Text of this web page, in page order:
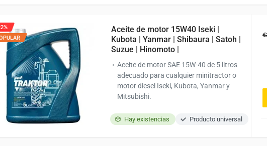
Hay existencias Producto universal
Aceite de motor 15W40 Iseki |
Kubota | Yanmar | Shibaura | Satoh |
Suzue | Hinomoto |
Aceite de motor SAE 15W-40 de 5 litros
adecuado para cualquier minitractor o
motor diesel Iseki, Kubota, Yanmar y
Mitsubishi.